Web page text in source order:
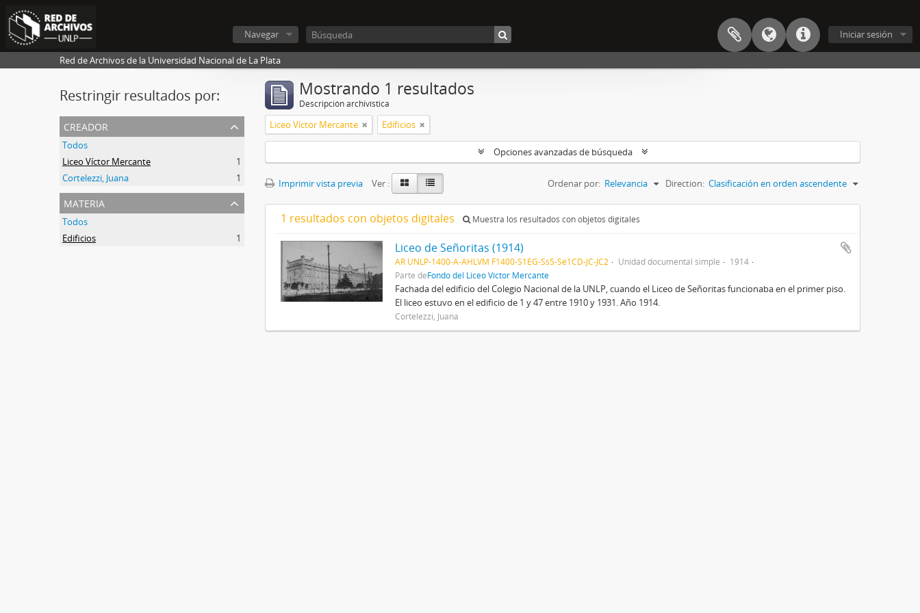
Iniciar sesión
Navegar
Red de Archivos de la Universidad Nacional de La Plata
Restringir resultados por:
creador
Todos
Liceo Víctor Mercante
1
Cortelezzi, Juana
1
materia
Todos
Edificios
1
Mostrando 1 resultados
Descripción archivística
Liceo Víctor Mercante Edificios
Opciones avanzadas de búsqueda
Imprimir vista previa Ver : Ordenar por: Relevancia Direction: Clasificación en orden ascendente
1 resultados con objetos digitales Muestra los resultados con objetos digitales
Liceo de Señoritas (1914)
AR UNLP-1400-A-AHLVM F1400-S1EG-Ss5-Se1CD-JC-JC2 Unidad documental simple
1914
Parte deFondo del Liceo Víctor Mercante
Fachada del edificio del Colegio Nacional de la UNLP, cuando el Liceo de Señoritas funcionaba en el primer piso.
El liceo estuvo en el edificio de 1 y 47 entre 1910 y 1931. Año 1914.
Cortelezzi, Juana